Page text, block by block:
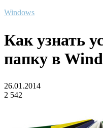
Windows
Как узнать
папку в
26.01.2014
2 542